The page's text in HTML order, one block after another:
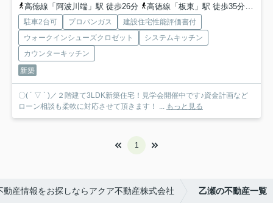
高徳線「阿波川端」駅 徒歩26分
高徳線「板東」駅 徒歩35分
駐車2台可 プロパンガス
建設住宅性能評価書付
ウォークインシューズクロゼット
システムキッチン
カウンターキッチン
新築
〇( ´ ▽ ` )／２階建て3LDK新築住宅！見学会開催中です♪資金計画など
ローン相談も柔軟に対応させて頂きます！ ... もっと見る
1
動産情報をお探しならアクア不動産株式会社 乙瀬の不動産一覧